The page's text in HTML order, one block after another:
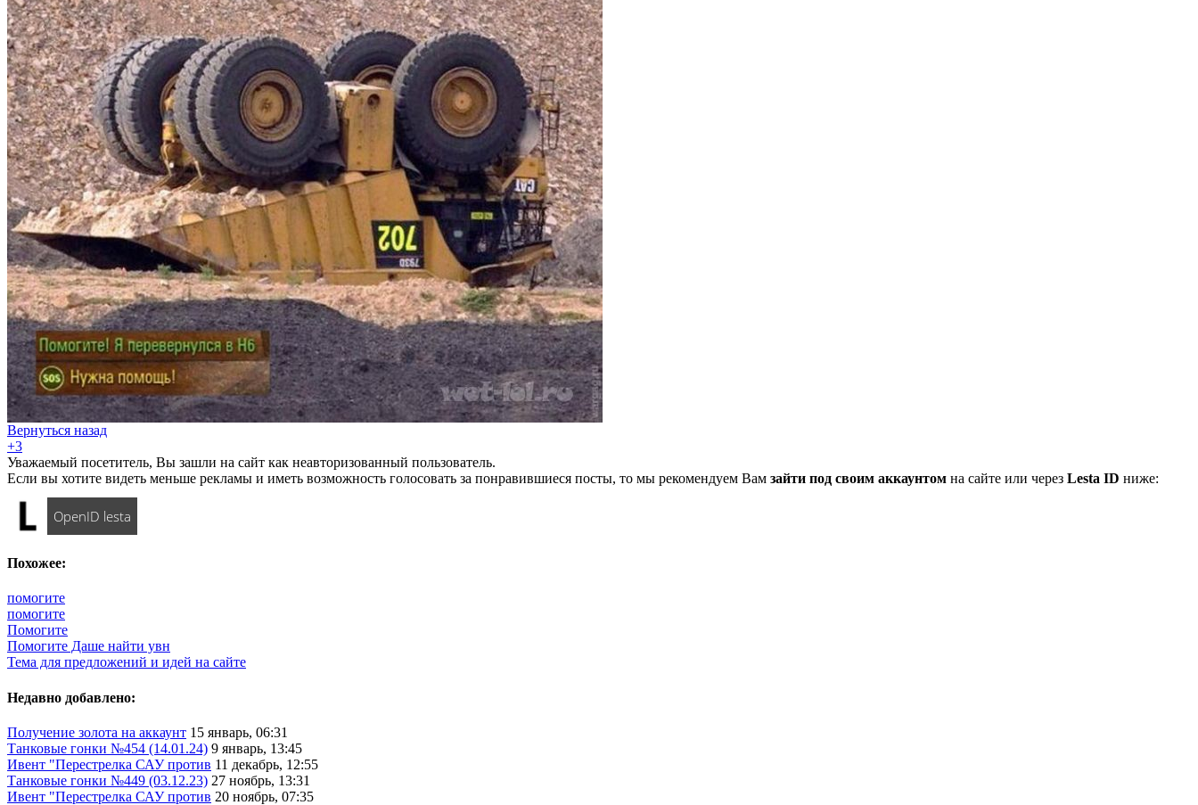
Вернуться назад
+3
Уважаемый посетитель, Вы зашли на сайт как неавторизованный пользователь.
Если вы хотите видеть меньше рекламы и иметь возможность голосовать за понравившиеся посты, то мы рекомендуем Вам зайти под своим аккаунтом на сайте или через Lesta ID ниже:
OpenID lesta
Похожее:
помогите
помогите
Помогите
Помогите Даше найти увн
Тема для предложений и идей на сайте
Недавно добавлено:
Получение золота на аккаунт 15 январь, 06:31
Танковые гонки №454 (14.01.24) 9 январь, 13:45
Ивент "Перестрелка САУ против 11 декабрь, 12:55
Танковые гонки №449 (03.12.23) 27 ноябрь, 13:31
Ивент "Перестрелка САУ против 20 ноябрь, 07:35